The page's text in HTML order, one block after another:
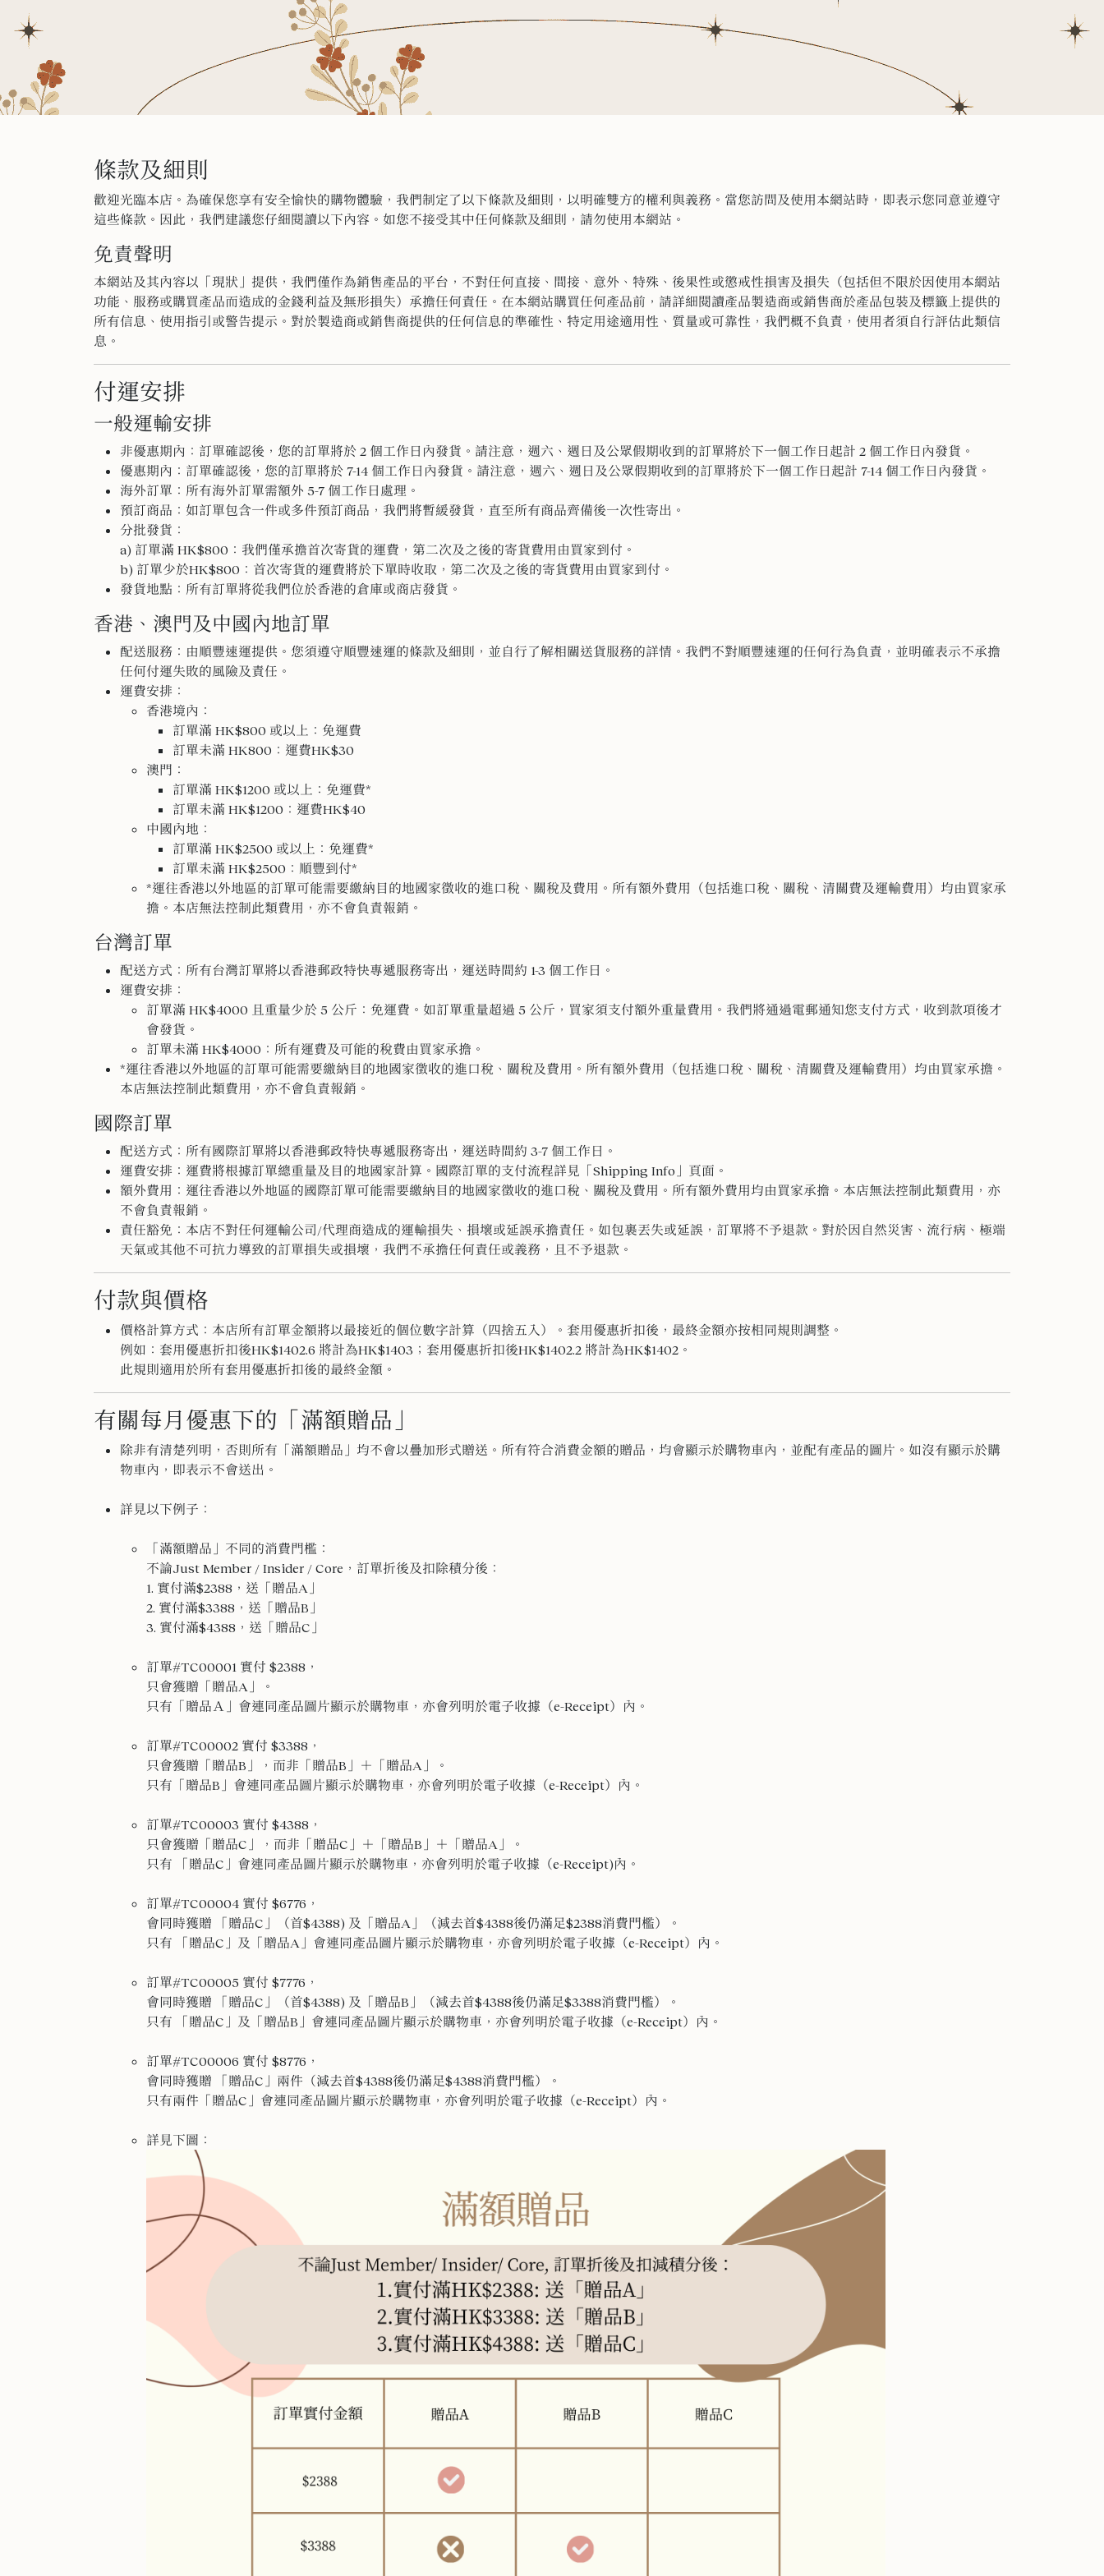
條款及細則
歡迎光臨本店。為確保您享有安全愉快的購物體驗， 我們制定了以下條款及細則，以明確雙方的權利與義務。 當您訪問及使用本網站時，即表示您同意並遵守
這些條款。因此， 我們建議您仔細閱讀以下內容。如您不接受其中任何條款及細則， 請勿使用本網站。
免責聲明
本網站及其內容以「現狀」提供，我們僅作為銷售產品的平台， 不對任何直接、間接、意外、特殊、後果性或懲戒性損害及損失（包括但不限於因使用本網站
功能、 服務或購買產品而造成的金錢利益及無形損失）承擔任何責任。 在本網站購買任何產品前， 請詳細閱讀產品製造商或銷售商於產品包裝及標籤上提供的
所有信息 、使用指引或警告提示。 對於製造商或銷售商提供的任何信息的準確性、特定用途適用性、 質量或可靠性，我們概不負責，使用者須自行評估此類信
息。
付運安排
一般運輸安排
非優惠期內：訂單確認後，您的訂單將於 2 個工作日內發貨。請注意，週六、 週日及公眾假期收到的訂單將於下一個工作日起計 2 個工作日內發貨。
優惠期內：訂單確認後，您的訂單將於 7-14 個工作日內發貨。請注意，週六、 週日及公眾假期收到的訂單將於下一個工作日起計 7-14 個工作日內發貨。
海外訂單：所有海外訂單需額外 5-7 個工作日處理。
預訂商品：如訂單包含一件或多件預訂商品，我們將暫緩發貨， 直至所有商品齊備後一次性寄出。
分批發貨：
a) 訂單滿 HK$800：我們僅承擔首次寄貨的運費， 第二次及之後的寄貨費用由買家到付。
b) 訂單少於HK$800：首次寄貨的運費將於下單時收取， 第二次及之後的寄貨費用由買家到付。
發貨地點：所有訂單將從我們位於香港的倉庫或商店發貨。
香港、澳門及中國內地訂單
配送服務：由順豐速運提供。您須遵守順豐速運的條款及細則， 並自行了解相關送貨服務的詳情。 我們不對順豐速運的任何行為負責， 並明確表示不承擔
任何付運失敗的風險及責任。
運費安排：
香港境內：
訂單滿 HK$800 或以上：免運費
訂單未滿 HK800：運費HK$30
澳門：
訂單滿 HK$1200 或以上：免運費*
訂單未滿 HK$1200：運費HK$40
中國內地：
訂單滿 HK$2500 或以上：免運費*
訂單未滿 HK$2500：順豐到付*
*運往香港以外地區的訂單可能需要繳納目的地國家徵收的進口稅、 關稅及費用。所有額外費用（包括進口稅、關稅、 清關費及運輸費用）均由買家承
擔。本店無法控制此類費用， 亦不會負責報銷。
台灣訂單
配送方式：所有台灣訂單將以香港郵政特快專遞服務寄出， 運送時間約 1-3 個工作日。
運費安排：
訂單滿 HK$4000 且重量少於 5 公斤：免運費。如訂單重量超過 5 公斤，買家須支付額外重量費用。我們將通過電郵通知您支付方式， 收到款項後才
會發貨。
訂單未滿 HK$4000：所有運費及可能的稅費由買家承擔。
*運往香港以外地區的訂單可能需要繳納目的地國家徵收的進口稅、 關稅及費用。所有額外費用（包括進口稅、關稅、 清關費及運輸費用）均由買家承擔。
本店無法控制此類費用， 亦不會負責報銷。
國際訂單
配送方式：所有國際訂單將以香港郵政特快專遞服務寄出， 運送時間約 3-7 個工作日。
運費安排：運費將根據訂單總重量及目的地國家計算。 國際訂單的支付流程詳見「Shipping Info」頁面。
額外費用： 運往香港以外地區的國際訂單可能需要繳納目的地國家徵收的進口稅 、關稅及費用。所有額外費用均由買家承擔。 本店無法控制此類費用，亦
不會負責報銷。
責任豁免：本店不對任何運輸公司/代理商造成的運輸損失、 損壞或延誤承擔責任。如包裹丟失或延誤，訂單將不予退款。 對於因自然災害、流行病、 極端
天氣或其他不可抗力導致的訂單損失或損壞， 我們不承擔任何責任或義務，且不予退款。
付款與價格
價格計算方式：本店所有訂單金額將以最接近的個位數字計算（四捨五入）。套用優惠折扣後，最終金額亦按相同規則調整。
例如：套用優惠折扣後HK$1402.6 將計為HK$1403；套用優惠折扣後HK$1402.2 將計為HK$1402。
此規則適用於所有套用優惠折扣後的最終金額。
有關每月優惠下的「滿額贈品」
除非有清楚列明，否則所有「滿額贈品」均不會以疊加形式贈送。所有符合消費金額的贈品，均會顯示於購物車內，並配有產品的圖片。如沒有顯示於購
物車內，即表示不會送出。
詳見以下例子：
「滿額贈品」不同的消費門檻：
不論Just Member / Insider / Core，訂單折後及扣除積分後：
1. 實付滿$2388，送「贈品A」
2. 實付滿$3388，送「贈品B」
3. 實付滿$4388，送「贈品C」
訂單#TC00001 實付 $2388，
只會獲贈「贈品A」。
只有「贈品Ａ」會連同產品圖片顯示於購物車，亦會列明於電子收據（e-Receipt）內。
訂單#TC00002 實付 $3388，
只會獲贈「贈品B」，而非「贈品B」＋「贈品A」。
只有「贈品B」會連同產品圖片顯示於購物車，亦會列明於電子收據（e-Receipt）內。
訂單#TC00003 實付 $4388，
只會獲贈「贈品C」，而非「贈品C」＋「贈品B」＋「贈品A」。
只有 「贈品C」會連同產品圖片顯示於購物車，亦會列明於電子收據（e-Receipt)內。
訂單#TC00004 實付 $6776，
會同時獲贈 「贈品C」（首$4388) 及「贈品A」（減去首$4388後仍滿足$2388消費門檻）。
只有 「贈品C」及「贈品A」會連同產品圖片顯示於購物車，亦會列明於電子收據（e-Receipt）內。
訂單#TC00005 實付 $7776，
會同時獲贈 「贈品C」（首$4388) 及「贈品B」（減去首$4388後仍滿足$3388消費門檻）。
只有 「贈品C」及「贈品B」會連同產品圖片顯示於購物車，亦會列明於電子收據（e-Receipt）內。
訂單#TC00006 實付 $8776，
會同時獲贈 「贈品C」兩件（減去首$4388後仍滿足$4388消費門檻）。
只有兩件「贈品C」會連同產品圖片顯示於購物車，亦會列明於電子收據（e-Receipt）內。
詳見下圖：